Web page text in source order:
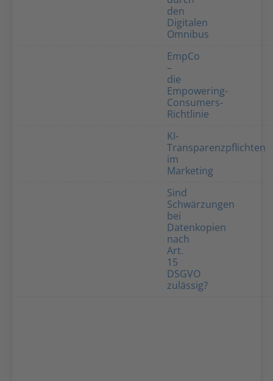
den
Digitalen
Omnibus
EmpCo
–
die
Empowering-
Consumers-
Richtlinie
KI-
Transparenzpflichten
im
Marketing
Sind
Schwärzungen
bei
Datenkopien
nach
Art.
15
DSGVO
zulässig?